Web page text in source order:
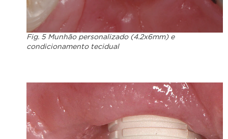
Fig. 5 Munhão personalizado (4.2x6mm) e
condicionamento tecidual